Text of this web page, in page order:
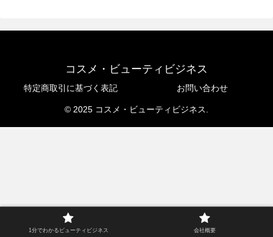
コスメ・ビューティビジネス
特定商取引に基づく表記 お問い合わせ
© 2025 コスメ・ビューティビジネス.
1分でわかるビューティビジネス 会社概要